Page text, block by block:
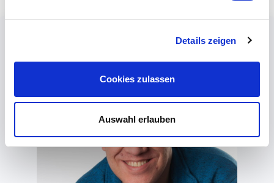
Details zeigen
Cookies zulassen
Auswahl erlauben